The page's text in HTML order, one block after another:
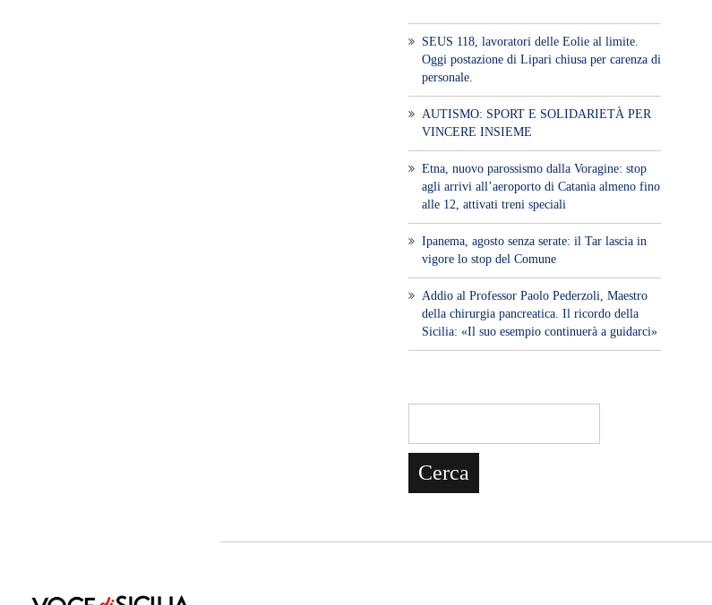
SEUS 118, lavoratori delle Eolie al limite.
Oggi postazione di Lipari chiusa per carenza di
personale.
AUTISMO: SPORT E SOLIDARIETÀ PER
VINCERE INSIEME
Etna, nuovo parossismo dalla Voragine: stop
agli arrivi all’aeroporto di Catania almeno fino
alle 12, attivati treni speciali
Ipanema, agosto senza serate: il Tar lascia in
vigore lo stop del Comune
Addio al Professor Paolo Pederzoli, Maestro
della chirurgia pancreatica. Il ricordo della
Sicilia: «Il suo esempio continuerà a guidarci»